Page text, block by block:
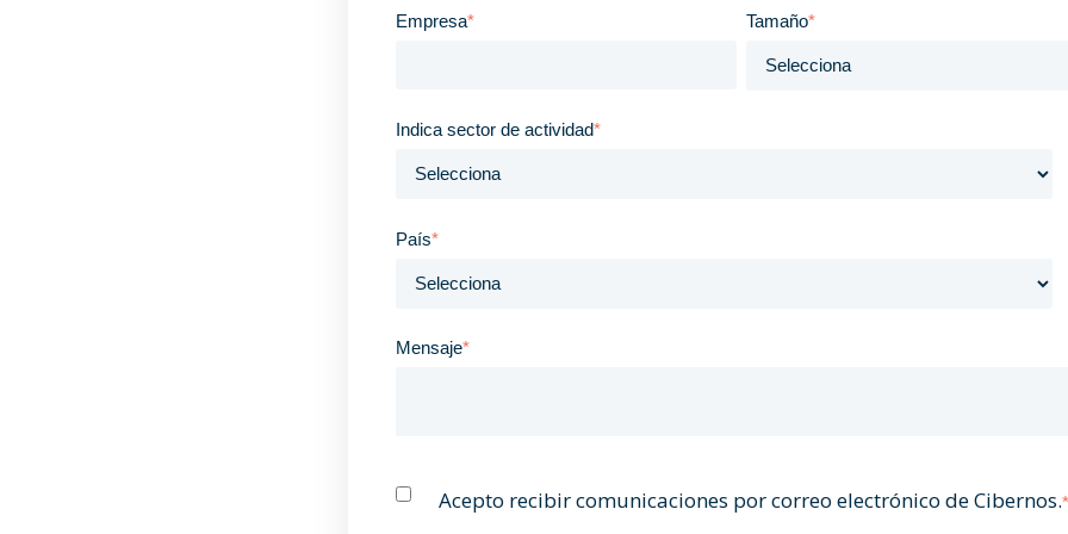
Empresa* Tamaño*
Indica sector de actividad*
País*
Mensaje*
Acepto recibir comunicaciones por correo electrónico de Cibernos.*